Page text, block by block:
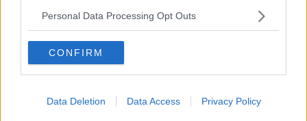
Personal Data Processing Opt Outs
CONFIRM
Data Deletion Data Access Privacy Policy
​Lasciate ai vostri figli il diritto di piangere
​Parole d’amore regalate al vento
​Essere genitori di un adolescente
​Saper pazientare
​Giornata del Fiocchetto Lilla
Ma ti ascolti?